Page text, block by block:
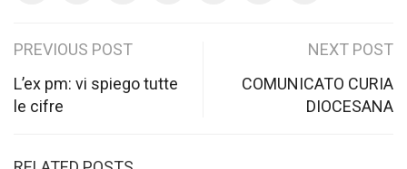
Post
navigation
PREVIOUS POST
L’ex pm: vi spiego tutte
le cifre
NEXT POST
COMUNICATO CURIA
DIOCESANA